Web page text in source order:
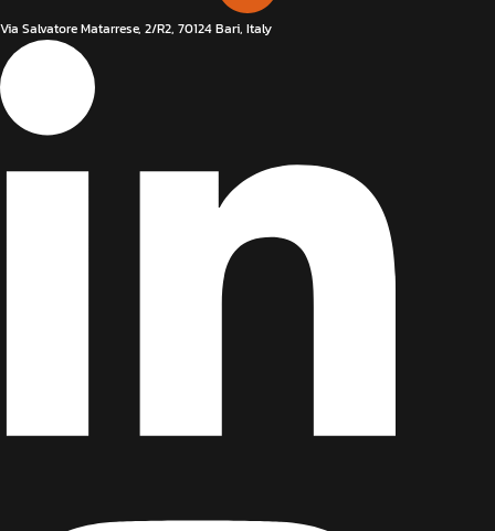
Via Salvatore Matarrese, 2/R2, 70124 Bari, Italy